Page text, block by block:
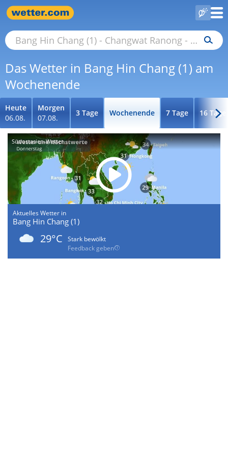
Das Wetter in Bang Hin Chang (1) am
Wochenende
Heute
06.08.
Morgen
07.08.
3 Tage Wochenende 7 Tage 16 Tage
Südostasien-Wetter
Aktuelles Wetter in
Bang Hin Chang (1)
29°C
Stark bewölkt
Feedback geben